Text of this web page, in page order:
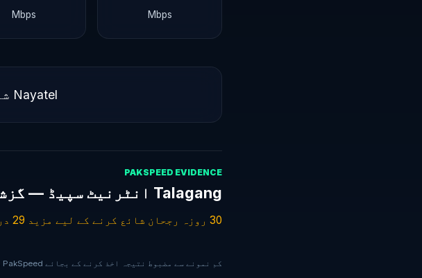
Mbps
Mbps
Nayatel شہر اوسط سے
PAKSPEED EVIDENCE
Talagang انٹرنیٹ سپیڈ — گزشتہ 30 دن
30 روزہ رجحان شائع کرنے کے لیے مزید 29 درست ٹیسٹ درکار ہیں۔
کم نمونے سے مضبوط نتیجہ اخذ کرنے کے بجائے PakSpeed رجحان کو عارضی طور پر روکتا ہے۔